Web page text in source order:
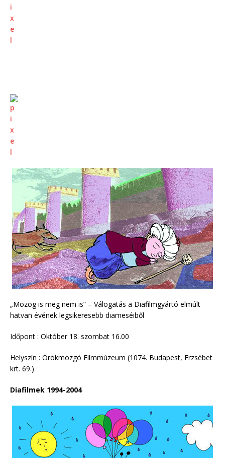
„Mozog is meg nem is” – Válogatás a Diafilmgyártó elmúlt
hatvan évének legsikeresebb diameséiből
Időpont : Október 18. szombat 16.00
Helyszín : Örökmozgó Filmmúzeum (1074. Budapest, Erzsébet
krt. 69.)
Diafilmek 1994-2004